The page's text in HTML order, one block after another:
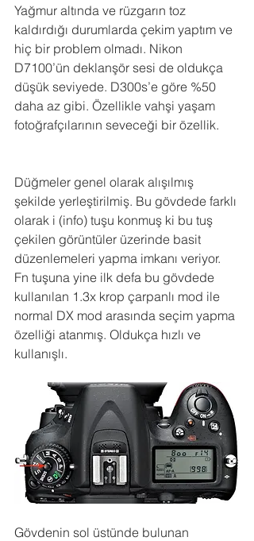
Yağmur altında ve rüzgarın toz
kaldırdığı durumlarda çekim yaptım ve
hiç bir problem olmadı. Nikon
D7100’ün deklanşör sesi de oldukça
düşük seviyede. D300s’e göre %50
daha az gibi. Özellikle vahşi yaşam
fotoğrafçılarının seveceği bir özellik.
Düğmeler genel olarak alışılmış
şekilde yerleştirilmiş. Bu gövdede farklı
olarak i (info) tuşu konmuş ki bu tuş
çekilen görüntüler üzerinde basit
düzenlemeleri yapma imkanı veriyor.
Fn tuşuna yine ilk defa bu gövdede
kullanılan 1.3x krop çarpanlı mod ile
normal DX mod arasında seçim yapma
özelliği atanmış. Oldukça hızlı ve
kullanışlı.
Gövdenin sol üstünde bulunan